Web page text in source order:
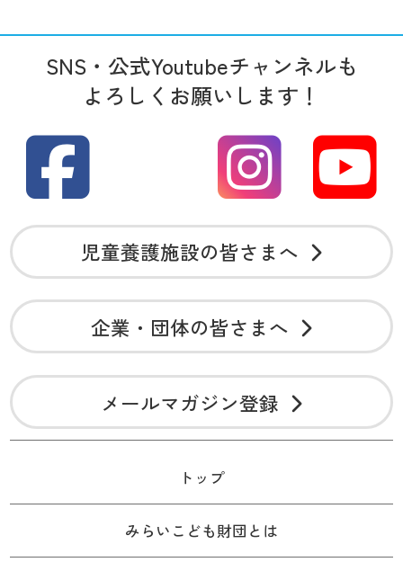
SNS・公式Youtubeチャンネルも
よろしくお願いします！
児童養護施設の皆さまへ
企業・団体の皆さまへ
メールマガジン登録
トップ
みらいこども財団とは